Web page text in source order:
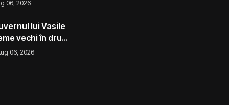
un măr din
06, 2026
lui Vasile
vechi în drum
06, 2026